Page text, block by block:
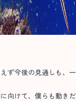
ず今後の見通しも、
向けて、僕らも動き